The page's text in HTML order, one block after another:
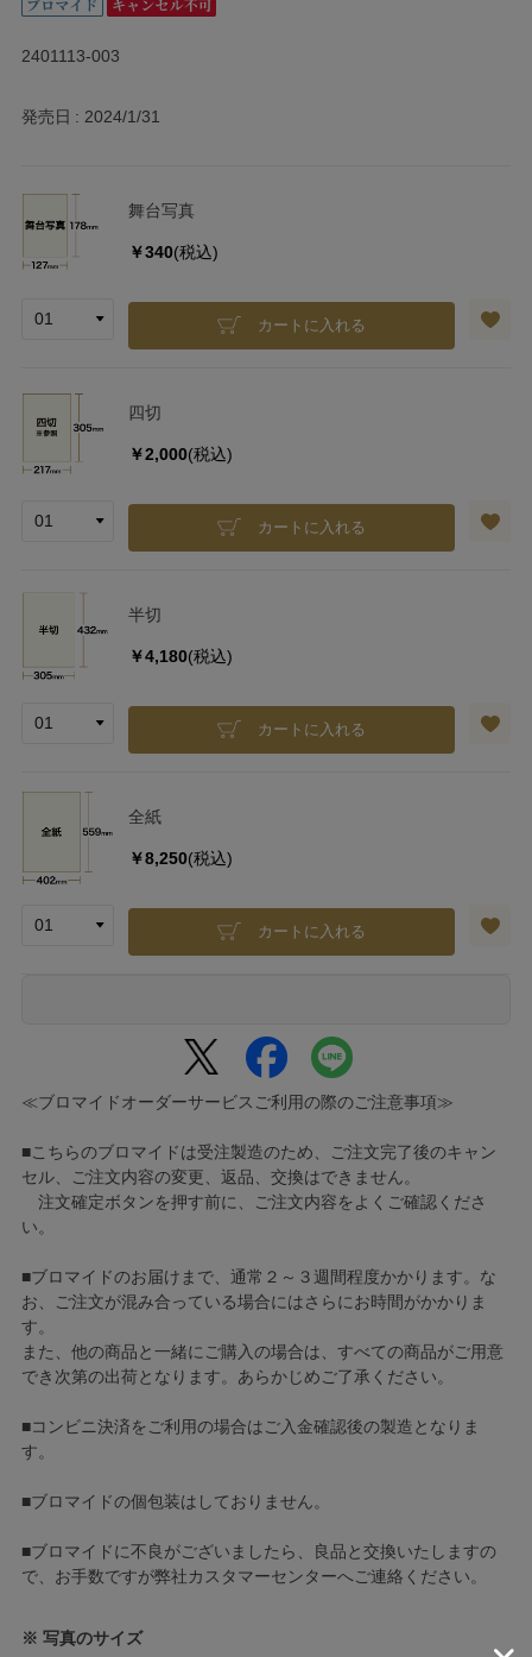
2401113-003
発売日 2024/1/31
舞台写真
￥340(税込)
カートに入れる
四切
￥2,000(税込)
カートに入れる
半切
￥4,180(税込)
カートに入れる
全紙
￥8,250(税込)
カートに入れる
≪ブロマイドオーダーサービスご利用の際のご注意事項≫
■こちらのブロマイドは受注製造のため、ご注文完了後のキャン
セル、ご注文内容の変更、返品、交換はできません。
注文確定ボタンを押す前に、ご注文内容をよくご確認くださ
い。
■ブロマイドのお届けまで、通常２～３週間程度かかります。な
お、ご注文が混み合っている場合にはさらにお時間がかかりま
す。
また、他の商品と一緒にご購入の場合は、すべての商品がご用意
でき次第の出荷となります。あらかじめご了承ください。
■コンビニ決済をご利用の場合はご入金確認後の製造となりま
す。
■ブロマイドの個包装はしておりません。
■ブロマイドに不良がございましたら、良品と交換いたしますの
で、お手数ですが弊社カスタマーセンターへご連絡ください。
※ 写真のサイズ